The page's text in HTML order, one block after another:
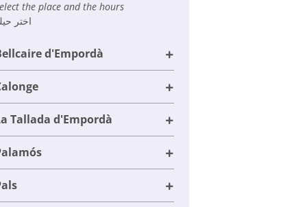
the place and the hours
اختر
d'Empordà
Tallada d'Empordà